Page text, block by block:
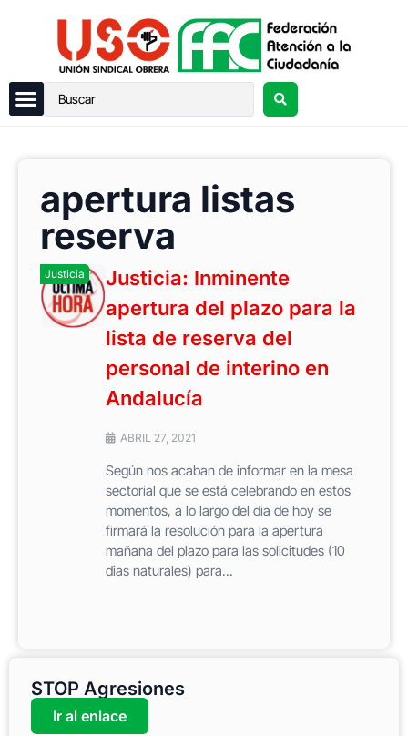
apertura listas
reserva
Justicia
Justicia: Inminente
apertura del plazo para la
lista de reserva del
personal de interino en
Andalucía
ABRIL 27, 2021
Según nos acaban de informar en la mesa
sectorial que se está celebrando en estos
momentos, a lo largo del dia de hoy se
firmará la resolución para la apertura
mañana del plazo para las solicitudes (10
dias naturales) para...
STOP Agresiones
Ir al enlace